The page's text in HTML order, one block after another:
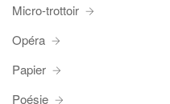
Micro-trottoir
Opéra
Papier
Poésie